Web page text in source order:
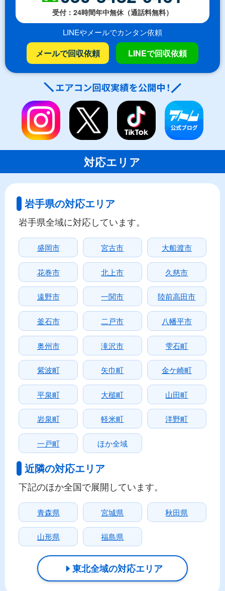
受付：24時間年中無休（通話料無料）
LINEやメールでカンタン依頼
メールで回収依頼 LINEで回収依頼
対応エリア
岩手県の対応エリア
岩手県全域に対応しています。
盛岡市 宮古市 大船渡市
花巻市 北上市 久慈市
遠野市 一関市 陸前高田市
釜石市 二戸市 八幡平市
奥州市 滝沢市 雫石町
紫波町 矢巾町 金ケ崎町
平泉町 大槌町 山田町
岩泉町 軽米町 洋野町
一戸町 ほか全域
近隣の対応エリア
下記のほか全国で展開しています。
青森県 宮城県 秋田県
山形県 福島県
東北全域の対応エリア